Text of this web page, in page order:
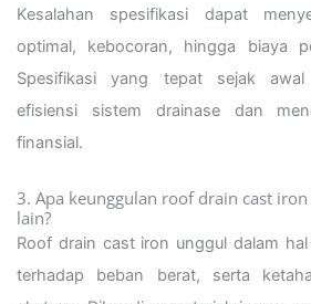
Kesalahan spesifikasi dapat
optimal, kebocoran, hingga biaya
Spesifikasi yang tepat sejak awal
efisiensi sistem drainase dan
finansial.
3. Apa keunggulan roof drain cast
lain?
Roof drain cast iron unggul dalam
terhadap beban berat, serta